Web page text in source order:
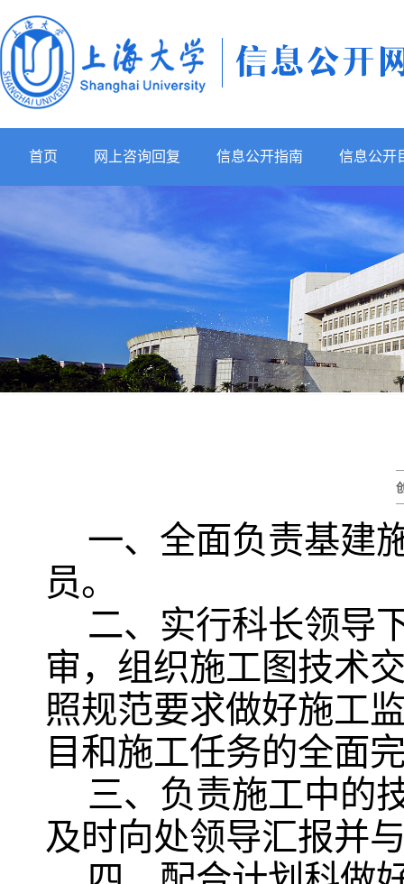
首页 网上咨询回复 信息公开指南 信息公开
一、全面负责基建
员。
二、实行科长领导
审，组织施工图技术
照规范要求做好施工
目和施工任务的全面
三、负责施工中的
及时向处领导汇报并